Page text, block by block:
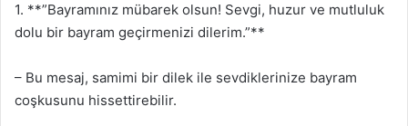
1. **”Bayramınız mübarek olsun! Sevgi, huzur ve mutluluk
dolu bir bayram geçirmenizi dilerim.”**
– Bu mesaj, samimi bir dilek ile sevdiklerinize bayram
coşkusunu hissettirebilir.